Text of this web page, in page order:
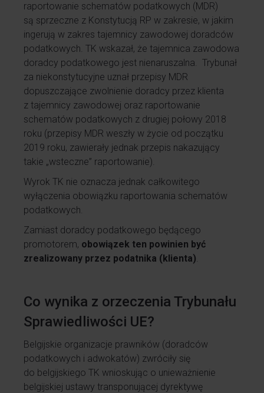
raportowanie schematów podatkowych (MDR)
są sprzeczne z Konstytucją RP w zakresie, w jakim
ingerują w zakres tajemnicy zawodowej doradców
podatkowych. TK wskazał, że tajemnica zawodowa
doradcy podatkowego jest nienaruszalna. Trybunał
za niekonstytucyjne uznał przepisy MDR
dopuszczające zwolnienie doradcy przez klienta
z tajemnicy zawodowej oraz raportowanie
schematów podatkowych z drugiej połowy 2018
roku (przepisy MDR weszły w życie od początku
2019 roku, zawierały jednak przepis nakazujący
takie „wsteczne” raportowanie).
Wyrok TK nie oznacza jednak całkowitego
wyłączenia obowiązku raportowania schematów
podatkowych.
Zamiast doradcy podatkowego będącego
promotorem, obowiązek ten powinien być
zrealizowany przez podatnika (klienta).
Co wynika z orzeczenia Trybunału
Sprawiedliwości UE?
Belgijskie organizacje prawników (doradców
podatkowych i adwokatów) zwróciły się
do belgijskiego TK wnioskując o unieważnienie
belgijskiej ustawy transponującej dyrektywę